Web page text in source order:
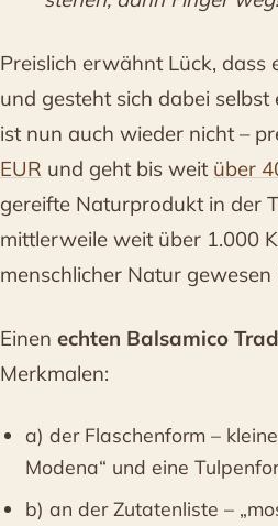
Preislich erwähnt Lück, dass
und gesteht sich dabei selbst
ist nun auch wieder nicht –
EUR und geht bis weit über
gereifte Naturprodukt in der
mittlerweile weit über 1.000
menschlicher Natur gewesen
Einen echten Balsamico
Merkmalen:
a) der Flaschenform –
Modena“ und eine
b) an der Zutatenliste –